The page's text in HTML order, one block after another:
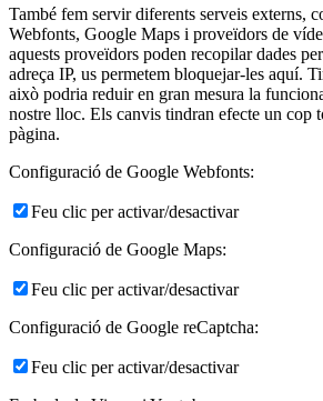
També fem servir diferents serveis externs,
Webfonts, Google Maps i proveïdors de
aquests proveïdors poden recopilar dades
adreça IP, us permetem bloquejar-les aquí.
això podria reduir en gran mesura la
nostre lloc. Els canvis tindran efecte un cop
pàgina.
Configuració de Google Webfonts:
Feu clic per activar/desactivar
Configuració de Google Maps:
Feu clic per activar/desactivar
Configuració de Google reCaptcha:
Feu clic per activar/desactivar